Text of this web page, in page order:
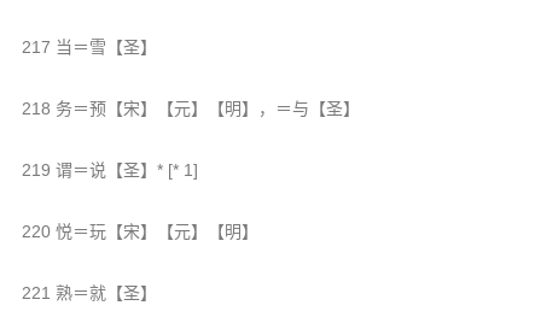
217 当＝雪【圣】
218 务＝预【宋】【元】【明】，＝与【圣】
219 谓＝说【圣】* [* 1]
220 悦＝玩【宋】【元】【明】
221 熟＝就【圣】